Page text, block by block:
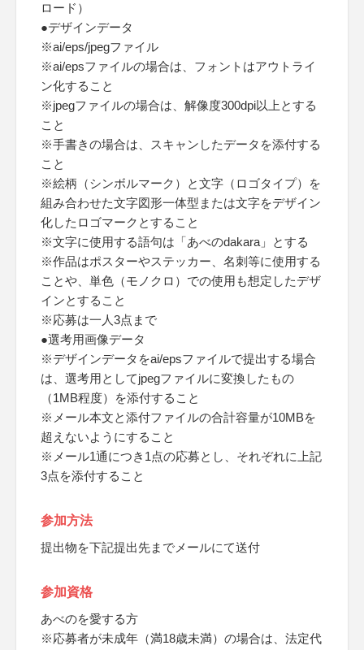
ロード）
●デザインデータ
※ai/eps/jpegファイル
※ai/epsファイルの場合は、フォントはアウトライ
ン化すること
※jpegファイルの場合は、解像度300dpi以上とする
こと
※手書きの場合は、スキャンしたデータを添付する
こと
※絵柄（シンボルマーク）と文字（ロゴタイプ）を
組み合わせた文字図形一体型または文字をデザイン
化したロゴマークとすること
※文字に使用する語句は「あべのdakara」とする
※作品はポスターやステッカー、名刺等に使用する
ことや、単色（モノクロ）での使用も想定したデザ
インとすること
※応募は一人3点まで
●選考用画像データ
※デザインデータをai/epsファイルで提出する場合
は、選考用としてjpegファイルに変換したもの
（1MB程度）を添付すること
※メール本文と添付ファイルの合計容量が10MBを
超えないようにすること
※メール1通につき1点の応募とし、それぞれに上記
3点を添付すること
参加方法
提出物を下記提出先までメールにて送付
参加資格
あべのを愛する方
※応募者が未成年（満18歳未満）の場合は、法定代